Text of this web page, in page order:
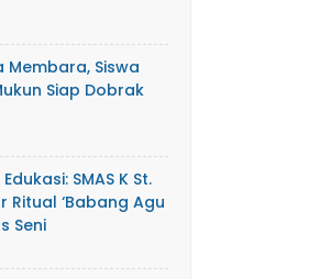
Siswa
Siap Dobrak
SMAS K St.
Ritual ‘Babang Agu
Seni